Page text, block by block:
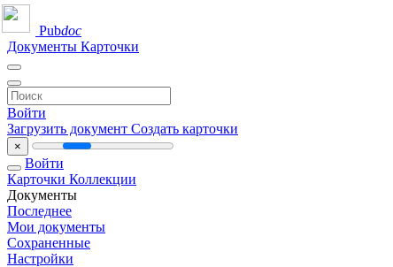
Pubdoc
Документы Карточки
Войти
Загрузить документ Создать карточки
×
Войти
Карточки Коллекции
Документы
Последнее
Мои документы
Сохраненные
Настройки